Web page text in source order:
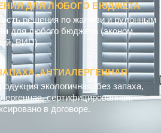
ДЛЯ ЛЮБОГО БЮДЖЕТА
решения по жалюзи и рулонным
для любого бюджета (эконом,
ВИП)
АНТИАЛЕРГЕННАЯ
экологичная, без запаха,
сертифицированная.
в договоре.